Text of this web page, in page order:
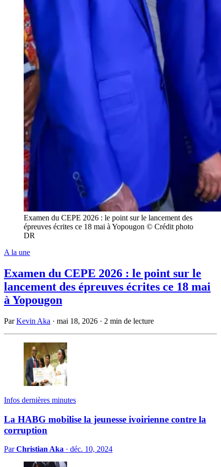
Examen du CEPE 2026 : le point sur le lancement des
épreuves écrites ce 18 mai à Yopougon © Crédit photo
DR
A la une
Examen du CEPE 2026 : le point sur le
lancement des épreuves écrites ce 18 mai
à Yopougon
ParKevin Aka · mai 18, 2026 · 2 min de lecture
Infos dernières minutes
La HABG mobilise la jeunesse ivoirienne contre la
corruption
ParChristian Aka · déc. 10, 2024